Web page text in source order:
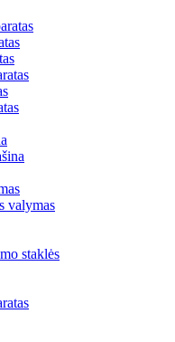
valymas
staklės